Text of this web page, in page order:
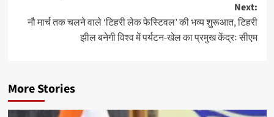
Next:
नौ मार्च तक चलने वाले ‘टिहरी लेक फेस्टिवल’ की भव्य शुरूआत, टिहरी
झील बनेगी विश्व में पर्यटन-खेल का प्रमुख केंद्रः सीएम
More Stories